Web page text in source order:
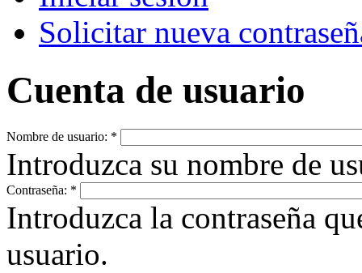
Solicitar nueva
Cuenta de usuario
Nombre de usuario: *
Introduzca su nombre de
Contraseña: *
Introduzca la contraseña
usuario.